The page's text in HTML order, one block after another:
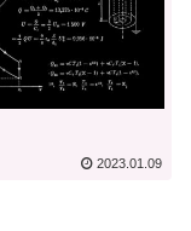
2023.01.09